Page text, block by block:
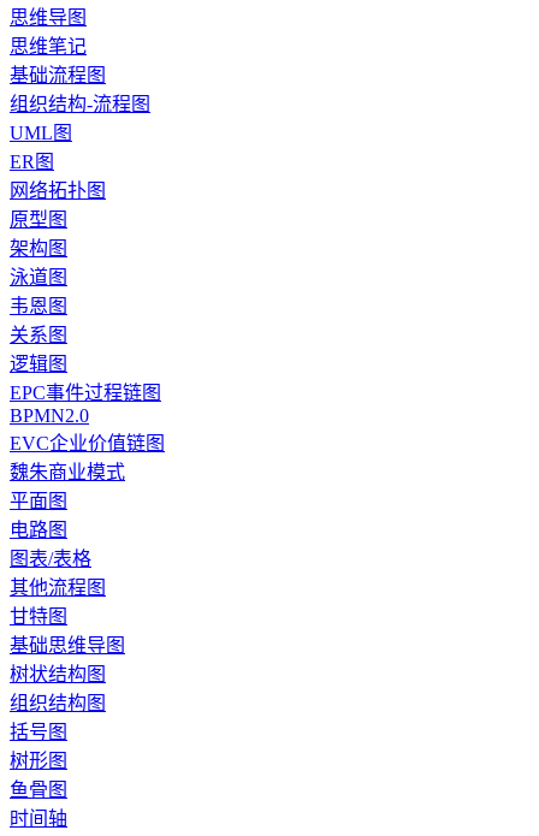
思维导图
思维笔记
基础流程图
组织结构-流程图
UML图
ER图
网络拓扑图
原型图
架构图
泳道图
韦恩图
关系图
逻辑图
EPC事件过程链图
BPMN2.0
EVC企业价值链图
魏朱商业模式
平面图
电路图
图表/表格
其他流程图
甘特图
基础思维导图
树状结构图
组织结构图
括号图
树形图
鱼骨图
时间轴